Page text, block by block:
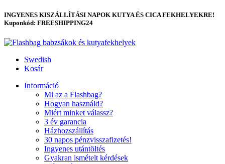
INGYENES KISZÁLLÍTÁSI NAPOK KUTYA ÉS CICA FEKHELYEKRE!
Kuponkód: FREESHIPPING24
Swedish
Kosár
Információ
Mi az a Flashbag?
Hogyan használd?
Miért minket válassz?
3 év garancia
Házhozszállítás
30 napos pénzvisszafizetés!
Ingyenes utántöltés
Gyakran ismételt kérdések